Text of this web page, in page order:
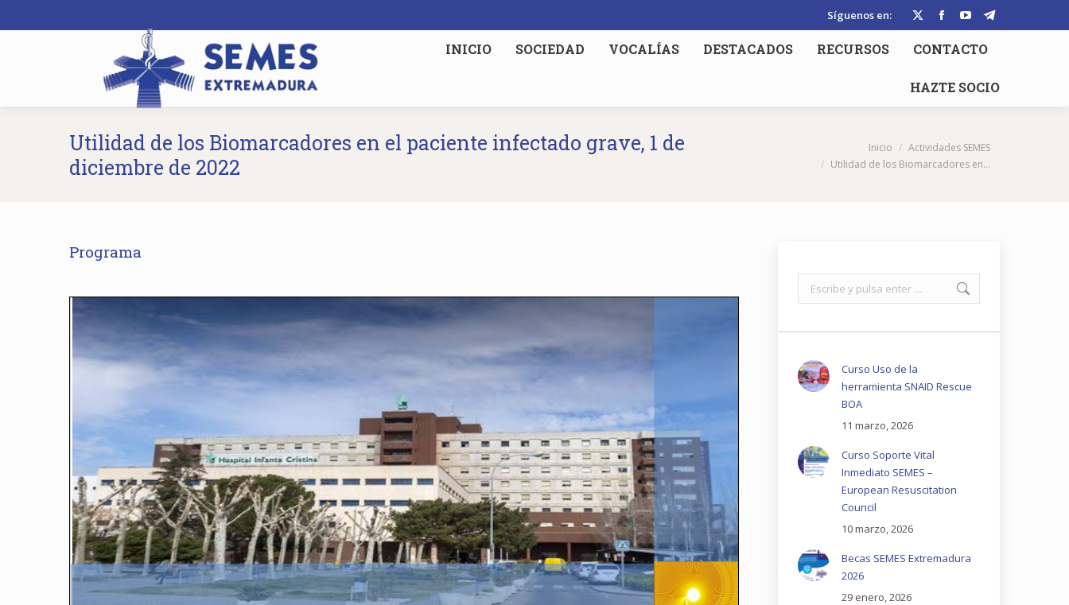
Síguenos en:
X
page
in
Facebook
page
in
YouTube
page
in
Telegram
in
INICIO SOCIEDAD VOCALÍAS DESTACADOS RECURSOS CONTACTO
HAZTE SOCIO
Utilidad de los Biomarcadores en el paciente infectado grave, 1 de
diciembre de 2022
Inicio
Actividades SEMES
Utilidad de los Biomarcadores en…
Programa
Buscar:
Curso Uso de la
herramienta SNAID Rescue
BOA
11 marzo, 2026
Curso Soporte Vital
Inmediato SEMES –
European Resuscitation
Council
10 marzo, 2026
Becas SEMES Extremadura
2026
29 enero, 2026